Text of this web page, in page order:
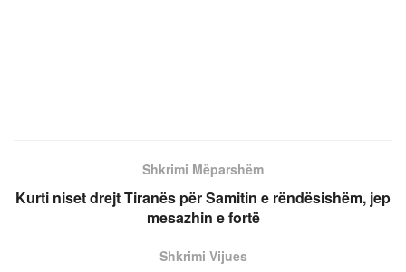
Shkrimi Mëparshëm
Kurti niset drejt Tiranës për Samitin e rëndësishëm, jep
mesazhin e fortë
Shkrimi Vijues